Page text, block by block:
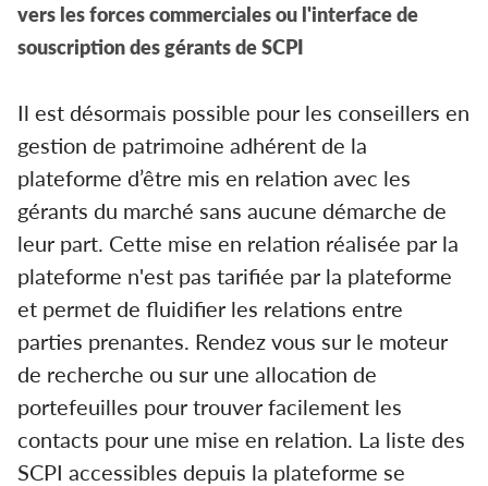
vers les forces commerciales ou l'interface de
souscription des gérants de SCPI
Il est désormais possible pour les conseillers en
gestion de patrimoine adhérent de la
plateforme d’être mis en relation avec les
gérants du marché sans aucune démarche de
leur part. Cette mise en relation réalisée par la
plateforme n'est pas tarifiée par la plateforme
et permet de fluidifier les relations entre
parties prenantes. Rendez vous sur le moteur
de recherche ou sur une allocation de
portefeuilles pour trouver facilement les
contacts pour une mise en relation. La liste des
SCPI accessibles depuis la plateforme se